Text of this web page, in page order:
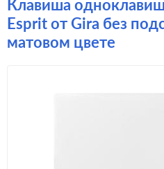
Клавиша
Esprit от Gira без
матовом цвете